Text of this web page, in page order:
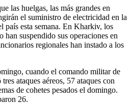
las huelgas, las más grandes en
el suministro de electricidad en la
país esta semana. En Kharkiv, los
han suspendido sus operaciones en
regionales han instado a los
cuando el comando militar de
ataques aéreos, 57 ataques con
de cohetes pesados ​​el domingo.
26.